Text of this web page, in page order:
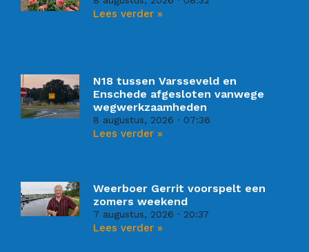
Lees verder »
N18 tussen Varsseveld en
Enschede afgesloten vanwege
wegwerkzaamheden
8 augustus, 2026 07:36
Lees verder »
Weerboer Gerrit voorspelt een
zomers weekend
7 augustus, 2026 20:37
Lees verder »